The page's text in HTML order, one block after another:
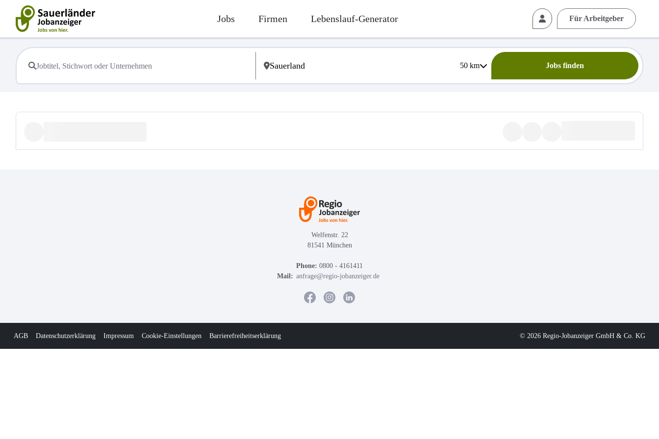
Jobs Firmen Lebenslauf-Generator Für Arbeitgeber
50km Jobs finden
Welfenstr. 22
81541 München
Phone: 0800 - 4161411
Mail: anfrage@regio-jobanzeiger.de
AGB Datenschutzerklärung Impressum Cookie-Einstellungen Barrierefreiheitserklärung © 2026 Regio-Jobanzeiger GmbH & Co. KG